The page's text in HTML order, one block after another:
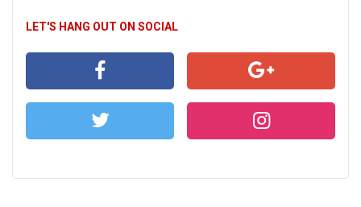
LET'S HANG OUT ON SOCIAL